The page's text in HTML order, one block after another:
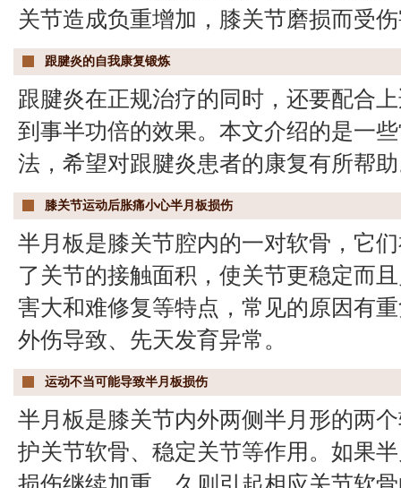
关节造成负重增加，膝关节磨损而受
跟腱炎的自我康复锻炼
跟腱炎在正规治疗的同时，还要配合
到事半功倍的效果。本文介绍的是一
法，希望对跟腱炎患者的康复有所帮
膝关节运动后胀痛小心半月板损伤
半月板是膝关节腔内的一对软骨，它
了关节的接触面积，使关节更稳定而
害大和难修复等特点，常见的原因有
外伤导致、先天发育异常。
运动不当可能导致半月板损伤
半月板是膝关节内外两侧半月形的两
护关节软骨、稳定关节等作用。如果